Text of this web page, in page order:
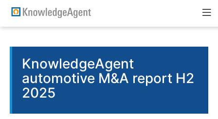
KnowledgeAgent
automotive M&A report H2
2025